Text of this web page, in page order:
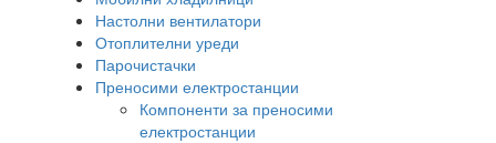
Настолни вентилатори
Отоплителни уреди
Парочистачки
Преносими електростанции
Компоненти за преносими
електростанции